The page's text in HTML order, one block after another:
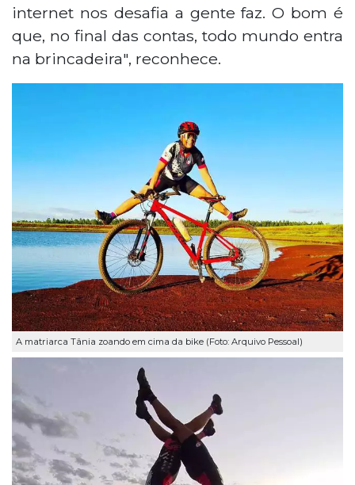
internet nos desafia a gente faz. O bom é
que, no final das contas, todo mundo entra
na brincadeira", reconhece.
A matriarca Tânia zoando em cima da bike (Foto: Arquivo Pessoal)